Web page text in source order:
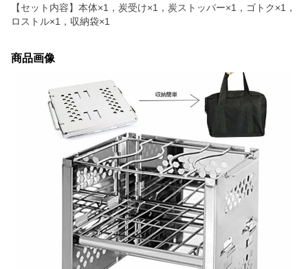
【セット内容】本体×1，炭受け×1，炭ストッパー×1，ゴトク×1，
ロストル×1，収納袋×1
商品画像